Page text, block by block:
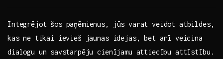
Integrējot šos paņēmienus, jūs varat veidot‌ atbildes,
kas ne⁢ tikai ievieš jaunas idejas, bet​ arī veicina
dialogu un ⁣savstarpēju​ cienījamu ‍attiecību attīstību.